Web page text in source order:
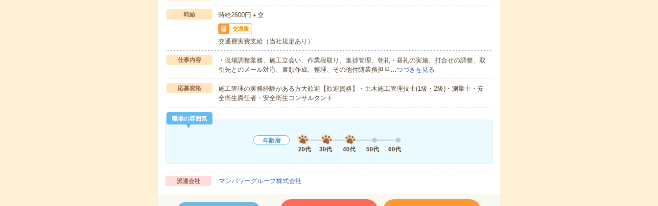
時給 時給2600円＋交
交通費
交通費実費支給（当社規定あり）
仕事内容
・現場調整業務、施工立会い、作業段取り、進捗管理、朝礼・昼礼の実施、打合せの調整、取
引先とのメール対応、書類作成、整理、その他付随業務担当…つづきを見る
応募資格
施工管理の実務経験がある方大歓迎【歓迎資格】・土木施工管理技士(1級・2級)・測量士・安
全衛生責任者・安全衛生コンサルタント
職場の雰囲気
年齢層
20代
30代 40代 50代 60代
派遣会社 マンパワーグループ株式会社